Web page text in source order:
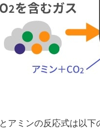
とアミンの反応式は以下